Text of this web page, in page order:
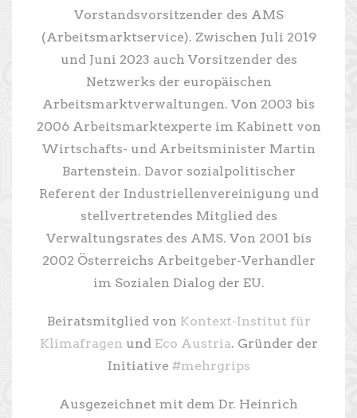
Vorstandsvorsitzender des AMS
(Arbeitsmarktservice). Zwischen Juli 2019
und Juni 2023 auch Vorsitzender des
Netzwerks der europäischen
Arbeitsmarktverwaltungen. Von 2003 bis
2006 Arbeitsmarktexperte im Kabinett von
Wirtschafts- und Arbeitsminister Martin
Bartenstein. Davor sozialpolitischer
Referent der Industriellenvereinigung und
stellvertretendes Mitglied des
Verwaltungsrates des AMS. Von 2001 bis
2002 Österreichs Arbeitgeber-Verhandler
im Sozialen Dialog der EU.
Beiratsmitglied von Kontext-Institut für
Klimafragen und Eco Austria. Gründer der
Initiative #mehrgrips
Ausgezeichnet mit dem Dr. Heinrich